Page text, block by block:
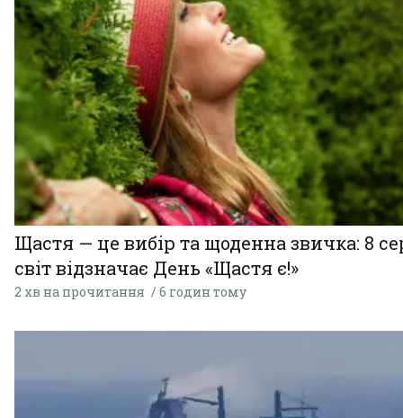
Щастя — це вибір та щоденна звичка: 8
світ відзначає День «Щастя є!»
2 хв на прочитання 6 годин тому